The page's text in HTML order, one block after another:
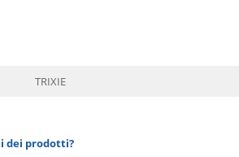
TRIXIE
dei prodotti?